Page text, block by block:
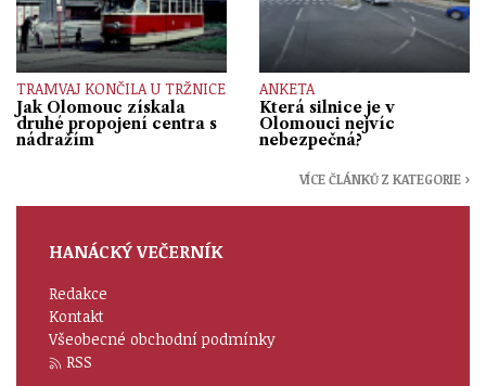
TRAMVAJ KONČILA U TRŽNICE
Jak Olomouc získala
druhé propojení centra s
nádražím
ANKETA
Která silnice je v
Olomouci nejvíc
nebezpečná?
VÍCE ČLÁNKŮ Z KATEGORIE ›
HANÁCKÝ VEČERNÍK
Redakce
Kontakt
Všeobecné obchodní podmínky
RSS